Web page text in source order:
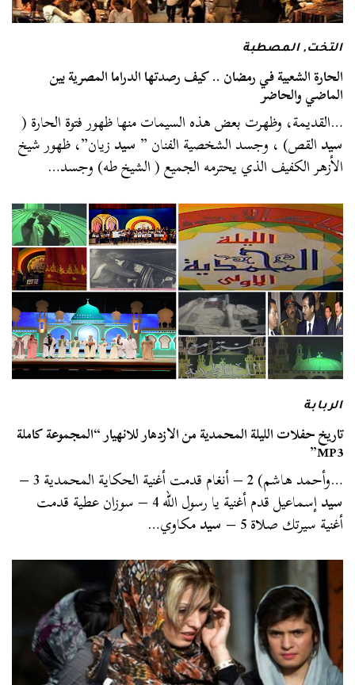
التخت,المصطبة
الحارة الشعبية في رمضان .. كيف رصدتها الدراما المصرية بين
الماضي والحاضر
…القديمة، وظهرت بعض هذه السيمات منها ظهور فتوة الحارة (
سيدالقص) ، وجسد الشخصية الفنان ” سيدزيان”، ظهور شيخ
الأزهر الكفيف الذي يحترمه الجميع ( الشيخ طه) وجسد…
الربابة
تاريخ حفلات الليلة المحمدية من الازدهار للانهيار “المجموعة كاملة
MP3”
…وأحمد هاشم) 2 – أنغام قدمت أغنية الحكاية المحمدية 3 –
سيد إسماعيل قدم أغنية يا رسول الله 4 – سوزان عطية قدمت
أغنية سيرتك صلاة 5 – سيدمكاوي…